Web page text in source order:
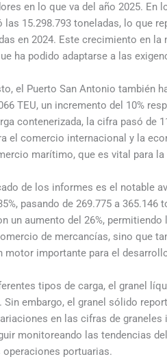
en lo que va del año 2025.
15.298.793 toneladas, lo que
en 2024. Este crecimiento en
ha podido adaptarse a las
el Puerto San Antonio también
TEU, un incremento del 10%
contenerizada, la cifra pasó de
el comercio internacional y la
marítimo, que es vital para
de los informes es el notable
pasando de 269.775 a
un aumento del 26%,
de mercancías, sino que
motor importante para el
tipos de carga, el granel
Sin embargo, el granel sólido
en las cifras de
monitoreando las tendencias
operaciones portuarias.